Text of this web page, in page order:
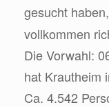
gesucht
vollkommen
Die Vorwahl:
hat Krautheim
Ca. 4.542